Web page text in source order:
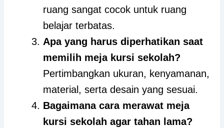
ruang sangat cocok untuk ruang
belajar terbatas.
Apa yang harus diperhatikan saat
memilih meja kursi sekolah?
Pertimbangkan ukuran, kenyamanan,
material, serta desain yang sesuai.
Bagaimana cara merawat meja
kursi sekolah agar tahan lama?